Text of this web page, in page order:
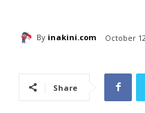
By inakini.com October
Share